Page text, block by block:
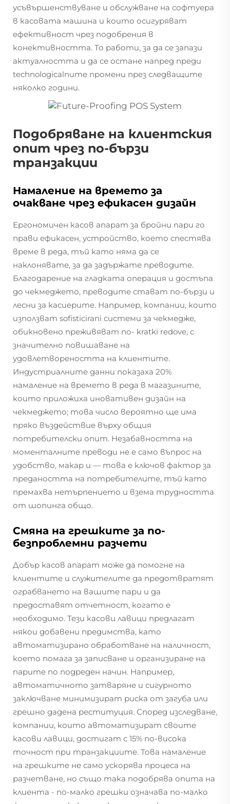
усъвършенствуване и обслужване на софтуера
в касовата машина и които осигуряват
ефективност чрез подобрения в
конективността. То работи, за да се запази
актуалността и да се остане напред преди
technologicalnите промени през следващите
няколко години.
Подобряване на клиентския
опит чрез по-бързи
транзакции
Намаление на времето за
очакване чрез ефикасен дизайн
Ергономичен касов апарат за бройни пари го
прави ефикасен, устройство, което спестява
време в реда, тъй като няма да се
наклонявате, за да задържате преводите.
Благодарение на гладката операция и достъпа
до чекмеджето, преводите стават по-бързи и
лесни за касиерите. Например, компании, които
използват sofisticirani системи за чекмедже,
обикновено преживяват по- kratki redove, с
значително повишаване на
удовлетвореността на клиентите.
Индустриалните данни показаха 20%
намаление на времето в реда в магазините,
които приложиха иновативен дизайн на
чекмеджето; това число вероятно ще има
пряко въздействие върху общия
потребителски опит. Незабавността на
моменталните преводи не е само въпрос на
удобство, макар и — това е ключов фактор за
предаността на потребителите, тъй като
премахва нетърпението и взема трудността
от шопинга общо.
Смяна на грешките за по-
безпроблемни разчети
Добър касов апарат може да помогне на
клиентите и служителите да предотвратят
ограбването на вашите пари и да
предоставят отчетност, когато е
необходимо. Тези касови лавици предлагат
някои добавени предимства, като
автоматизирано обработване на наличност,
което помага за записване и организиране на
парите по подреден начин. Например,
автоматичното затваряне и сигурното
заключване минимизират риска от загуба или
грешно дадена реституция. Според изследване,
компании, които автоматизират своите
касови лавици, достигат с 15% по-висока
точност при транзакциите. Това намаление
на грешките не само ускорява процеса на
разчетване, но също така подобрява опита на
клиента - по-малко грешки означава по-малко